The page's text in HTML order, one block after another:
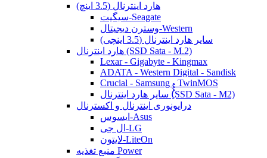
هارد اینترنال (3.5 اینچ)
سیگیت-Seagate
وسترن دیجیتال-Western
سایر هارد اینترنال (3.5 اینچی)
هارد اینترنال (SSD Sata - M.2)
Lexar - Gigabyte - Kingmax
ADATA - Western Digital - Sandisk
Crucial - Samsung - TwinMOS
سایر هارد اینترنال (ُُُِSSD Sata - M2)
درایونوری اینترنال و اکسترنال
ایسوس-Asus
ال جی-LG
لایتون-LiteOn
منبع تغذیه Power